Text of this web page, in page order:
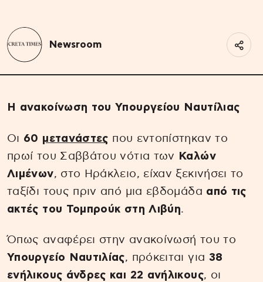
Newsroom
Η ανακοίνωση του Υπουργείου Ναυτίλιας
Οι 60 μετανάστες που εντοπίστηκαν το
πρωί του Σαββάτου νότια των
Καλών
Λιμένων, στο Ηράκλειο, είχαν ξεκινήσει το
ταξίδι τους πριν από μια εβδομάδα από τις
ακτές του Τομπρούκ στη Λιβύη.
Όπως αναφέρει στην ανακοίνωσή του το
Υπουργείο Ναυτιλίας, πρόκειται για 38
ενήλικους άνδρες και 22 ανήλικους, οι